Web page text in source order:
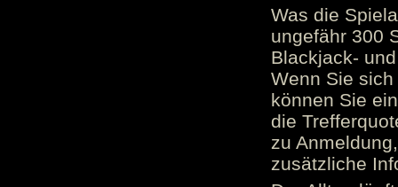
Was die
ungefähr 300
Blackjack-
Wenn Sie
können Sie
die
zu
zusätzliche